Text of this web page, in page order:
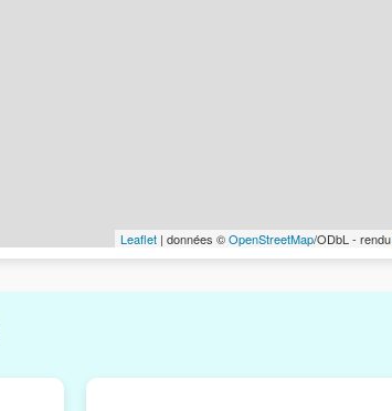
Leaflet | données ©OpenStreetMap/ODbL - rendu